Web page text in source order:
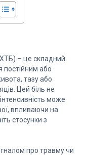
– це складний
постійним або
тазу або
Цей біль не
може
впливаючи на
стосунки з
про травму чи